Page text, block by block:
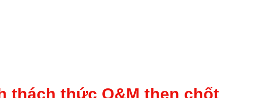
thách thức O&M then chốt